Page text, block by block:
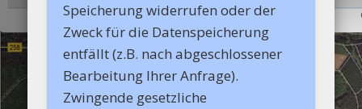
Speicherung widerrufen oder der
Zweck für die Datenspeicherung
entfällt (z.B. nach abgeschlossener
Bearbeitung Ihrer Anfrage).
Zwingende gesetzliche